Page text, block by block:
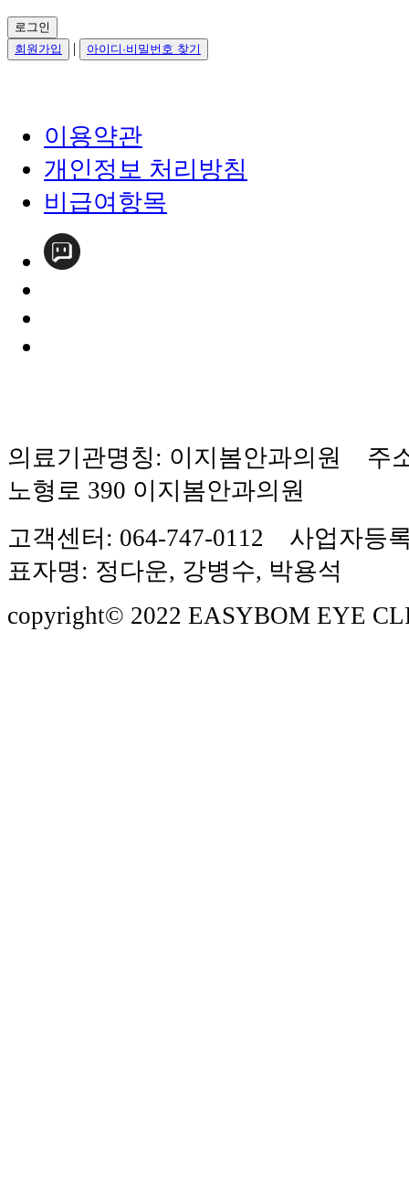
로그인
회원가입
| 아이디·비밀번호 찾기
이용약관
개인정보 처리방침
비급여항목
의료기관명칭: 이지봄안과의원 주
노형로 390 이지봄안과의원
고객센터: 064-747-0112 사업자등
표자명: 정다운, 강병수, 박용석
copyright© 2022 EASYBOM EYE